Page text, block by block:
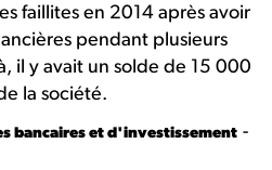
faillites en 2014 après avoir
pendant plusieurs
il y avait un solde de 15 000
la société.
bancaires et d'investissement -